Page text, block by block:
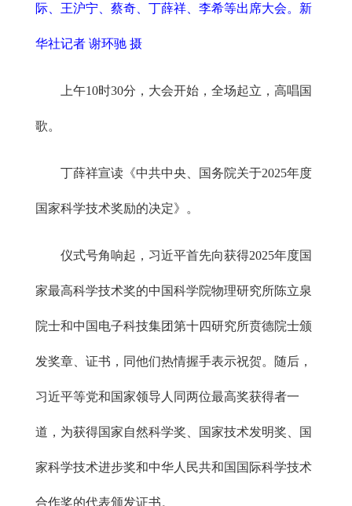
际、王沪宁、蔡奇、丁薛祥、李希等出席大会。新
华社记者 谢环驰 摄
上午10时30分，大会开始，全场起立，高唱国
歌。
丁薛祥宣读《中共中央、国务院关于2025年度
国家科学技术奖励的决定》。
仪式号角响起，习近平首先向获得2025年度国
家最高科学技术奖的中国科学院物理研究所陈立泉
院士和中国电子科技集团第十四研究所贲德院士颁
发奖章、证书，同他们热情握手表示祝贺。随后，
习近平等党和国家领导人同两位最高奖获得者一
道，为获得国家自然科学奖、国家技术发明奖、国
家科学技术进步奖和中华人民共和国国际科学技术
合作奖的代表颁发证书。